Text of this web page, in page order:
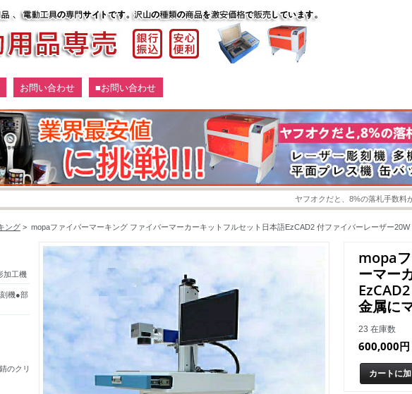
お問い合わせ ■お問い合わせ
ヤフオクだと、8%の落札手数料がかか
ング > mopaファイバーマーキング ファイバーマーカーキットフルセット日本語EzCAD2 付ファイバーレーザー
加工機
機●部
のクリ
mopa
ーマー
金属に
23 在庫数
600,000円